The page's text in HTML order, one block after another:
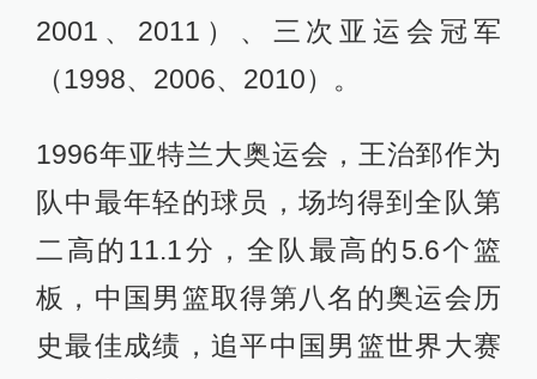
2001、2011）、三次亚运会冠军
（1998、2006、2010）。
1996年亚特兰大奥运会，王治郅作为
队中最年轻的球员，场均得到全队第
二高的11.1分，全队最高的5.6个篮
板，中国男篮取得第八名的奥运会历
史最佳成绩，追平中国男篮世界大赛